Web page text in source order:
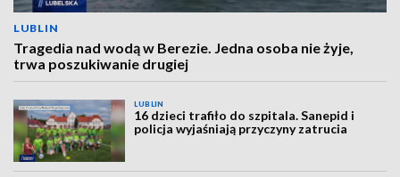
LUBLIN
Tragedia nad wodą w Berezie. Jedna osoba nie żyje,
trwa poszukiwanie drugiej
LUBLIN
16 dzieci trafiło do szpitala. Sanepid i
policja wyjaśniają przyczyny zatrucia